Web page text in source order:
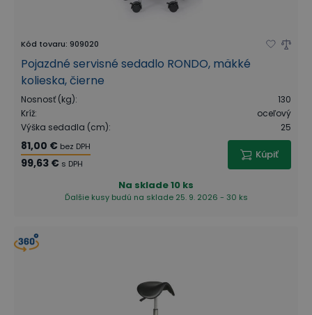
Kód tovaru: 909020
Pojazdné servisné sedadlo RONDO, mäkké
kolieska, čierne
Nosnosť (kg):
130
Kríž:
oceľový
Výška sedadla (cm): 25
81,00 € bez DPH
99,63 € s DPH
Kúpiť
Na sklade10 ks
Ďalšie kusy budú na sklade 25. 9. 2026 - 30 ks